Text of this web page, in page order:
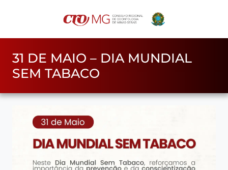
31 DE MAIO – DIA MUNDIAL
SEM TABACO